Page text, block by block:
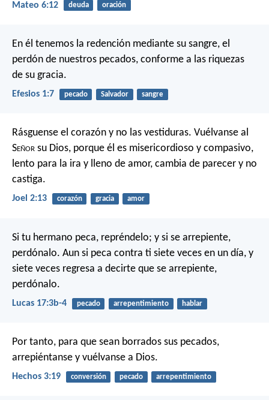
Mateo 6:12 deuda oración
En él tenemos la redención mediante su sangre, el
perdón de nuestros pecados, conforme a las riquezas
de su gracia.
Efesios 1:7 pecado Salvador sangre
Rásguense el corazón y no las vestiduras. Vuélvanse al
Señor su Dios, porque él es misericordioso y compasivo,
lento para la ira y lleno de amor, cambia de parecer y no
castiga.
Joel 2:13 corazón gracia amor
Si tu hermano peca, repréndelo; y si se arrepiente,
perdónalo. Aun si peca contra ti siete veces en un día, y
siete veces regresa a decirte que se arrepiente,
perdónalo.
Lucas 17:3b-4 pecado arrepentimiento hablar
Por tanto, para que sean borrados sus pecados,
arrepiéntanse y vuélvanse a Dios.
Hechos 3:19 conversión pecado arrepentimiento